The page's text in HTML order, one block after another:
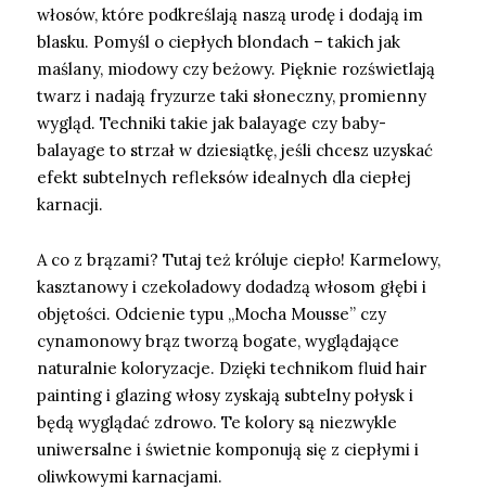
włosów, które podkreślają naszą urodę i dodają im
blasku. Pomyśl o ciepłych blondach – takich jak
maślany, miodowy czy beżowy. Pięknie rozświetlają
twarz i nadają fryzurze taki słoneczny, promienny
wygląd. Techniki takie jak balayage czy baby-
balayage to strzał w dziesiątkę, jeśli chcesz uzyskać
efekt subtelnych refleksów idealnych dla ciepłej
karnacji.
A co z brązami? Tutaj też króluje ciepło! Karmelowy,
kasztanowy i czekoladowy dodadzą włosom głębi i
objętości. Odcienie typu „Mocha Mousse” czy
cynamonowy brąz tworzą bogate, wyglądające
naturalnie koloryzacje. Dzięki technikom fluid hair
painting i glazing włosy zyskają subtelny połysk i
będą wyglądać zdrowo. Te kolory są niezwykle
uniwersalne i świetnie komponują się z ciepłymi i
oliwkowymi karnacjami.